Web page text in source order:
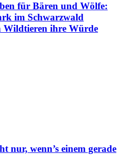
für Bären und Wölfe:
im Schwarzwald
Wildtieren ihre Würde
nur, wenn’s einem gerade